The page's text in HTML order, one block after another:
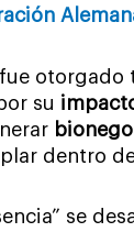
otorgado
su
dentro
se